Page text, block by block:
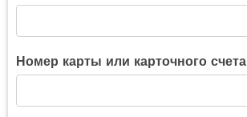
Номер карты или карточного счета